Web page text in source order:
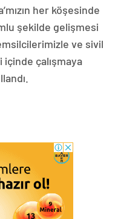
her köşesinde
şekilde gelişmesi
ve sivil
çalışmaya